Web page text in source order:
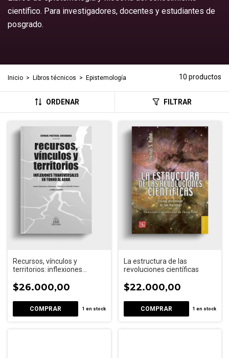
científico. Para investigadores, docentes y estudiantes de
posgrado.
Inicio > Libros técnicos > Epistemología 10 productos
ORDENAR FILTRAR
Recursos, vínculos y
territorios: inflexiones
agua
$26.000,00
1 en stock
La estructura de las
revoluciones científicas
$22.000,00
1 en stock